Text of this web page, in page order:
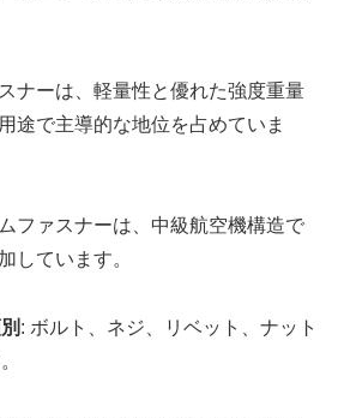
ナーは、軽量性と優れた強度重量
途で主導的な地位を占めていま
ファスナーは、中級航空機構造で
しています。
: ボルト、ネジ、リベット、ナット